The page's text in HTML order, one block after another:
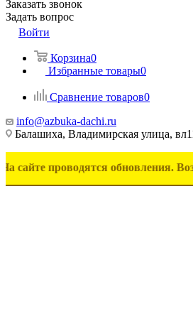
Заказать звонок
Задать вопрос
Войти
Корзина0
Избранные товары0
Сравнение товаров0
info@azbuka-dachi.ru
Балашиха, Владимирская улица,
обновления. Возможны